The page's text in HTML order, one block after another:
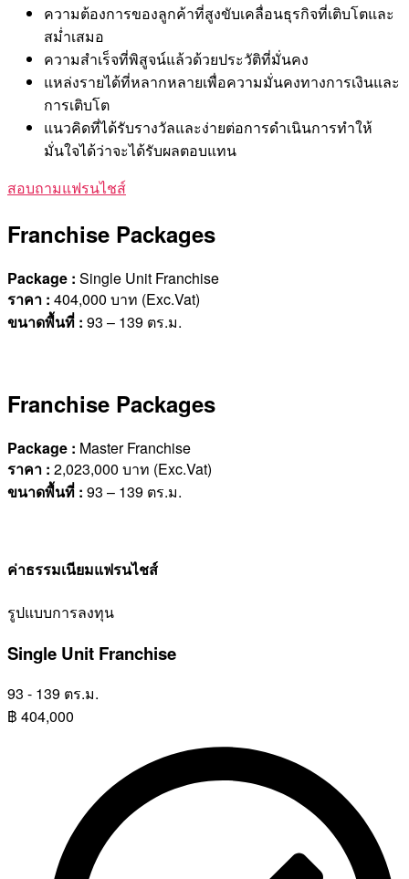
ความต้องการของลูกค้าที่สูงขับเคลื่อนธุรกิจที่เติบโตและ
สม่ำเสมอ
ความสำเร็จที่พิสูจน์แล้วด้วยประวัติที่มั่นคง
แหล่งรายได้ที่หลากหลายเพื่อความมั่นคงทางการเงินและ
การเติบโต
แนวคิดที่ได้รับรางวัลและง่ายต่อการดำเนินการทำให้
มั่นใจได้ว่าจะได้รับผลตอบแทน
สอบถามแฟรนไชส์
Franchise Packages
Package : Single Unit Franchise
ราคา : 404,000 บาท (Exc.Vat)
ขนาดพื้นที่ : 93 – 139 ตร.ม.
Franchise Packages
Package : Master Franchise
ราคา : 2,023,000 บาท (Exc.Vat)
ขนาดพื้นที่ : 93 – 139 ตร.ม.
ค่าธรรมเนียมแฟรนไชส์
รูปแบบการลงทุน
Single Unit Franchise
93 - 139 ตร.ม.
฿ 404,000